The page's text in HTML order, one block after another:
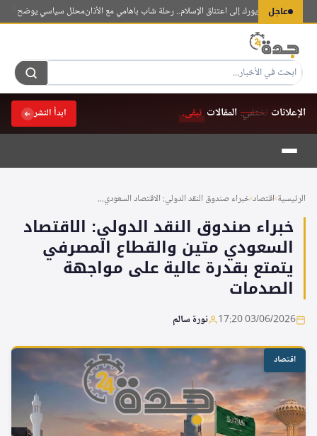
عاجل
في نيويورك إلى اعتناق الإسلام.. رحلة شاب باهامي مع الأذانمحلل سياسي يوضح أهداف
الإعلانات تختفي.المقالات تبقى. ابدأ النشر
التجاوز
المحتوى
الرئيسية›اقتصاد›خبراء صندوق النقد الدولي: الاقتصاد السعودي...
خبراء صندوق النقد الدولي: الاقتصاد
السعودي متين والقطاع المصرفي
يتمتع بقدرة عالية على مواجهة
الصدمات
03/06/2026 17:20 نورة سالم
اقتصاد